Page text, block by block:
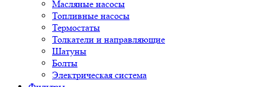
Масляные насосы
Топливные насосы
Термостаты
Толкатели и направляющие
Шатуны
Болты
Электрическая система